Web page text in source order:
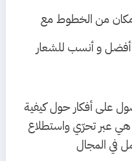
من الخطوط مع
أفضل و أنسب للشعار
على أفكار حول كيفية
هي عبر تحرّي واستطلاع
في المجال